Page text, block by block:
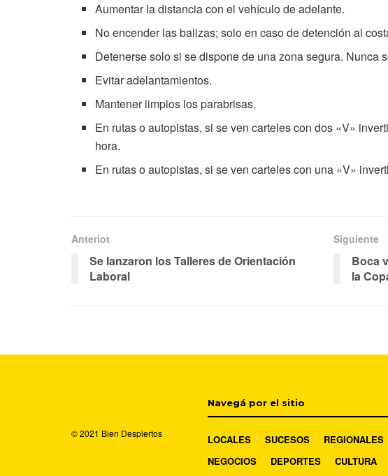
Aumentar la distancia con el vehículo de adelante.
No encender las balizas; solo en caso de detención al
Detenerse solo si se dispone de una zona segura. Nunca
Evitar adelantamientos.
Mantener limpios los parabrisas.
En rutas o autopistas, si se ven carteles con dos «V»
hora.
En rutas o autopistas, si se ven carteles con una «V»
Anteriot
Se lanzaron los Talleres de Orientación
Laboral
Siguiente
Boca
la
© 2021 Bien Despiertos
Navegá por el sitio
LOCALES SUCESOS REGIONALES
NEGOCIOS
DEPORTES CULTURA